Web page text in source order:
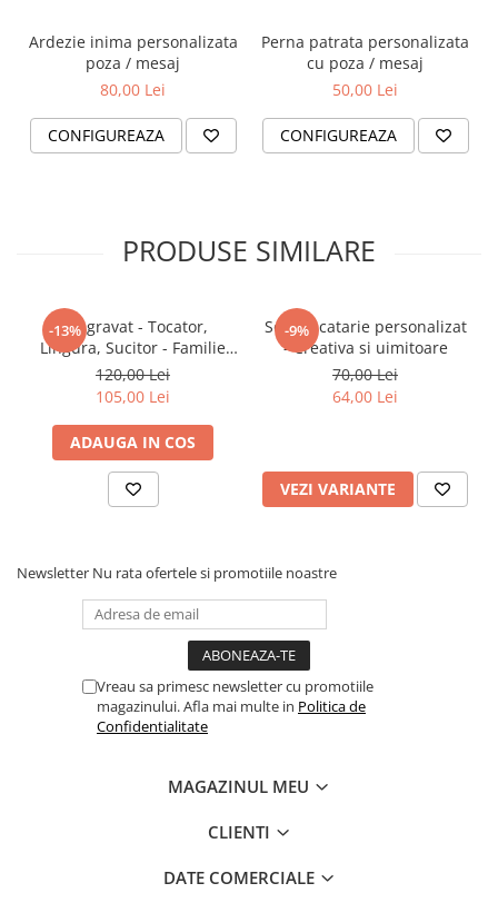
Ardezie inima personalizata
poza / mesaj
80,00 Lei
CONFIGUREAZA
Perna patrata personalizata
cu poza / mesaj
50,00 Lei
CONFIGUREAZA
PRODUSE SIMILARE
-13%
Set gravat - Tocator,
Lingura, Sucitor - Familie
Fericita
120,00 Lei
105,00 Lei
ADAUGA IN COS
-9%
Sort bucatarie personalizat
- Creativa si uimitoare
70,00 Lei
64,00 Lei
VEZI VARIANTE
Newsletter Nu rata ofertele si promotiile noastre
Vreau sa primesc newsletter cu promotiile
magazinului. Afla mai multe in Politica de
Confidentialitate
MAGAZINUL MEU
CLIENTI
DATE COMERCIALE